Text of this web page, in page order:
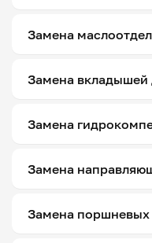
Замена
Замена вкладышей
Замена
Замена
Замена поршневых